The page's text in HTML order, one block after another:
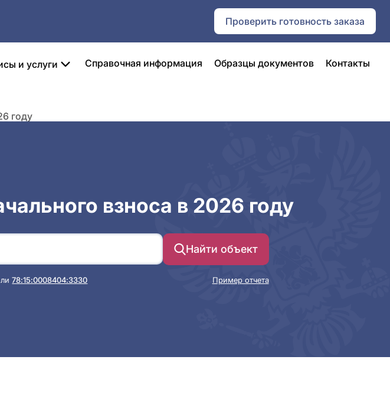
Проверить готовность заказа
и услуги Справочная информация Образцы документов Контакты
году
взноса в 2026 году
Найти объект
78:15:0008404:3330 Пример отчета